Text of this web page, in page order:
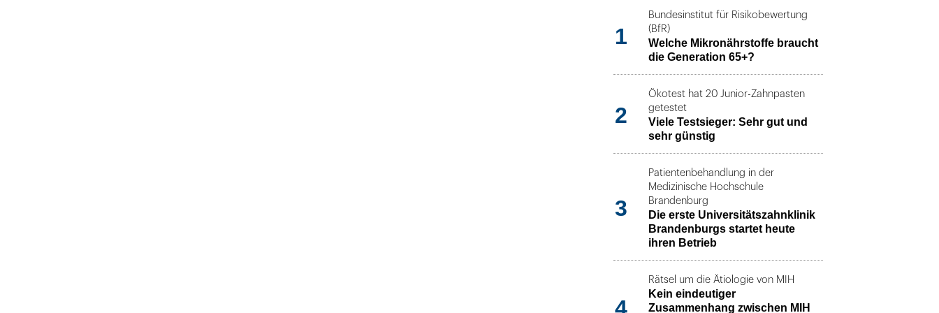
1
Bundesinstitut für Risikobewertung
(BfR)
Welche Mikronährstoffe braucht
die Generation 65+?
2
Ökotest hat 20 Junior-Zahnpasten
getestet
Viele Testsieger: Sehr gut und
sehr günstig
3
Patientenbehandlung in der
Medizinische Hochschule
Brandenburg
Die erste Universitätszahnklinik
Brandenburgs startet heute
ihren Betrieb
4
Rätsel um die Ätiologie von MIH
Kein eindeutiger
Zusammenhang zwischen MIH